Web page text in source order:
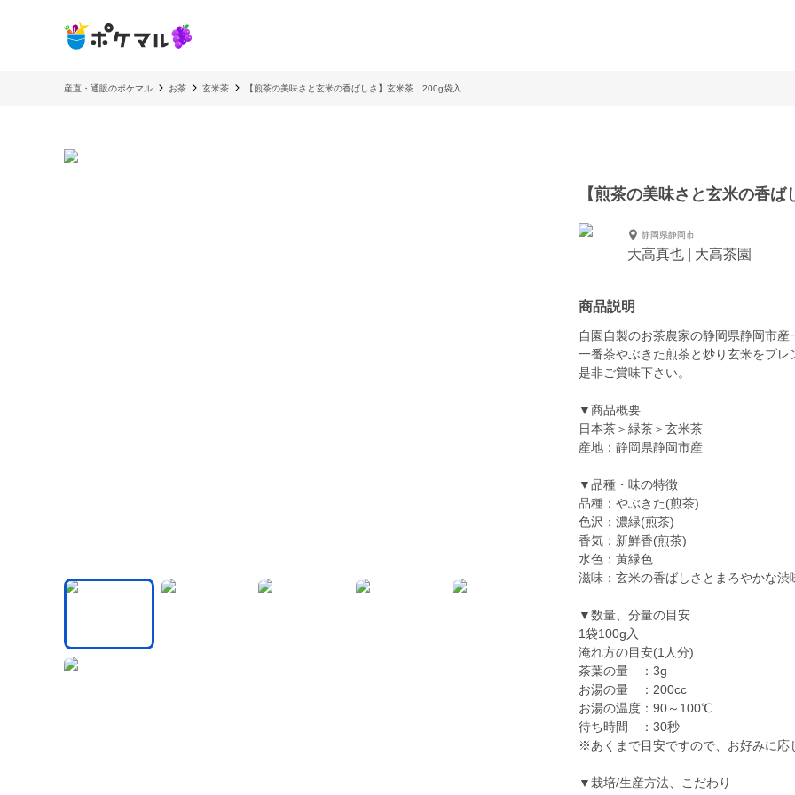
産直・通販のポケマル お茶 玄米茶 【煎茶の美味さと玄米の香ばしさ】玄米茶 200g袋入
【煎茶の美味さと玄米の香
静岡県静岡市
大高真也 | 大高茶園
商品説明
自園自製のお茶農家の静岡県静岡市産
一番茶やぶきた煎茶と炒り玄米をブレ
是非ご賞味下さい。
▼商品概要
日本茶＞緑茶＞玄米茶
産地：静岡県静岡市産
▼品種・味の特徴
品種：やぶきた(煎茶)
色沢：濃緑(煎茶)
香気：新鮮香(煎茶)
水色：黄緑色
滋味：玄米の香ばしさとまろやかな渋
▼数量、分量の目安
1袋100g入
淹れ方の目安(1人分)
茶葉の量 ：3g
お湯の量 ：200cc
お湯の温度：90～100℃
待ち時間 ：30秒
※あくまで目安ですので、お好みに応
▼栽培/生産方法、こだわり